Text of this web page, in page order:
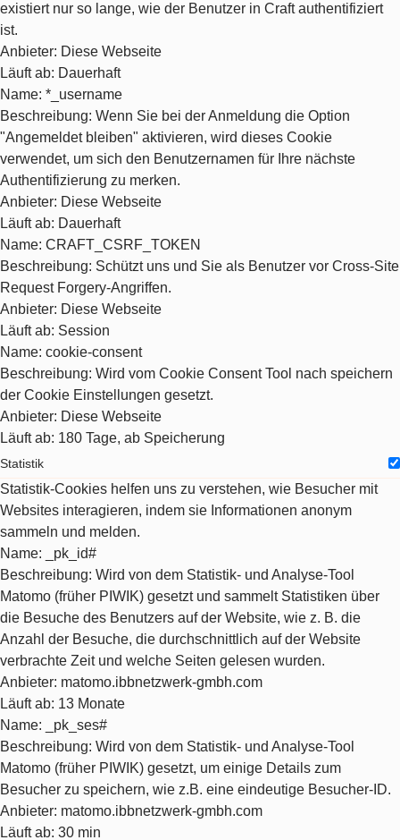
existiert nur so lange, wie der Benutzer in Craft authentifiziert
ist.
Anbieter: Diese Webseite
Läuft ab: Dauerhaft
Name: *_username
Beschreibung: Wenn Sie bei der Anmeldung die Option
"Angemeldet bleiben" aktivieren, wird dieses Cookie
verwendet, um sich den Benutzernamen für Ihre nächste
Authentifizierung zu merken.
Anbieter: Diese Webseite
Läuft ab: Dauerhaft
Name: CRAFT_CSRF_TOKEN
Beschreibung: Schützt uns und Sie als Benutzer vor Cross-Site
Request Forgery-Angriffen.
Anbieter: Diese Webseite
Läuft ab: Session
Name: cookie-consent
Beschreibung: Wird vom Cookie Consent Tool nach speichern
der Cookie Einstellungen gesetzt.
Anbieter: Diese Webseite
Läuft ab: 180 Tage, ab Speicherung
Statistik
Statistik-Cookies helfen uns zu verstehen, wie Besucher mit
Websites interagieren, indem sie Informationen anonym
sammeln und melden.
Name: _pk_id#
Beschreibung: Wird von dem Statistik- und Analyse-Tool
Matomo (früher PIWIK) gesetzt und sammelt Statistiken über
die Besuche des Benutzers auf der Website, wie z. B. die
Anzahl der Besuche, die durchschnittlich auf der Website
verbrachte Zeit und welche Seiten gelesen wurden.
Anbieter: matomo.ibbnetzwerk-gmbh.com
Läuft ab: 13 Monate
Name: _pk_ses#
Beschreibung: Wird von dem Statistik- und Analyse-Tool
Matomo (früher PIWIK) gesetzt, um einige Details zum
Besucher zu speichern, wie z.B. eine eindeutige Besucher-ID.
Anbieter: matomo.ibbnetzwerk-gmbh.com
Läuft ab: 30 min